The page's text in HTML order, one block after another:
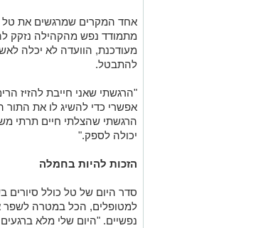
אחד המקרים שמרגשים את טל
מתמודד נפש מהקהילה נזקק
מעודכנת, הוועדה לא יכלה
להתבטל.
"הרגשתי שאני חייבת להזיז
אפשרי כדי להשיג לו את
הרגשתי שהצלתי חיים תרתי
יכולה לספק."
הזכות להיות בחמלה
סדר היום של טל כולל סיורים
למטופלים, הכל במטרה לשפר
נפשיים. "היום שלי מלא